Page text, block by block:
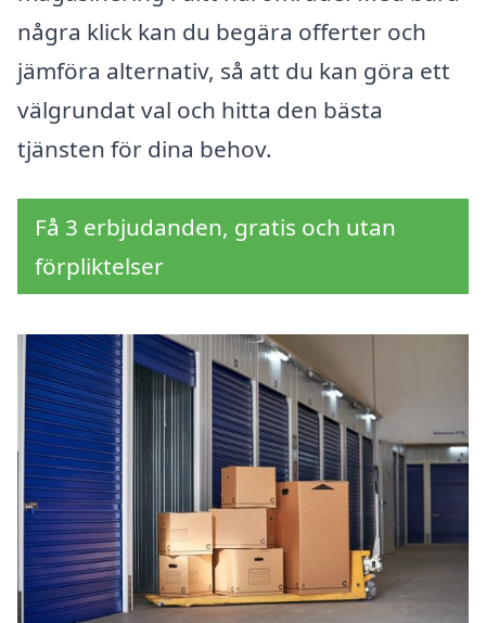
några klick kan du begära offerter och
jämföra alternativ, så att du kan göra ett
välgrundat val och hitta den bästa
tjänsten för dina behov.
Få 3 erbjudanden, gratis och utan
förpliktelser